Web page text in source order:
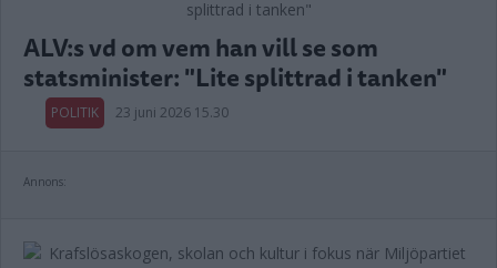
ALV:s vd om vem han vill se som
statsminister: "Lite splittrad i tanken"
POLITIK 23 juni 2026 15.30
Annons: